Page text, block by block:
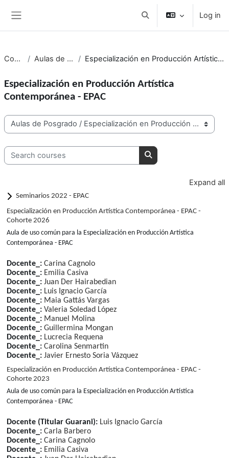
Toggle search inputLog in
Courses Aulas de Posgrado Especialización en Producción Artística Contemporánea - EPAC
Especialización en Producción Artística
Contemporánea - EPAC
Course categories
Search courses
Search courses
Expand all
Seminarios 2022 - EPAC
Especialización en Producción Artística Contemporánea - EPAC -
Cohorte 2026
Aula de uso común para la Especialización en Producción Artística
Contemporánea - EPAC
Docente_: Carina Cagnolo
Docente_: Emilia Casiva
Docente_: Juan Der Hairabedian
Docente_: Luis Ignacio García
Docente_: Maia Gattás Vargas
Docente_: Valeria Soledad López
Docente_: Manuel Molina
Docente_: Guillermina Mongan
Docente_: Lucrecia Requena
Docente_: Carolina Senmartin
Docente_: Javier Ernesto Soria Vázquez
Especialización en Producción Artística Contemporánea - EPAC -
Cohorte 2023
Aula de uso común para la Especialización en Producción Artística
Contemporánea - EPAC
Docente (Titular Guarani): Luis Ignacio García
Docente_: Carla Barbero
Docente_: Carina Cagnolo
Docente_: Emilia Casiva